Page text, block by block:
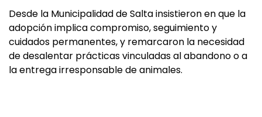
Desde la Municipalidad de Salta insistieron en que la
adopción implica compromiso, seguimiento y
cuidados permanentes, y remarcaron la necesidad
de desalentar prácticas vinculadas al abandono o a
la entrega irresponsable de animales.